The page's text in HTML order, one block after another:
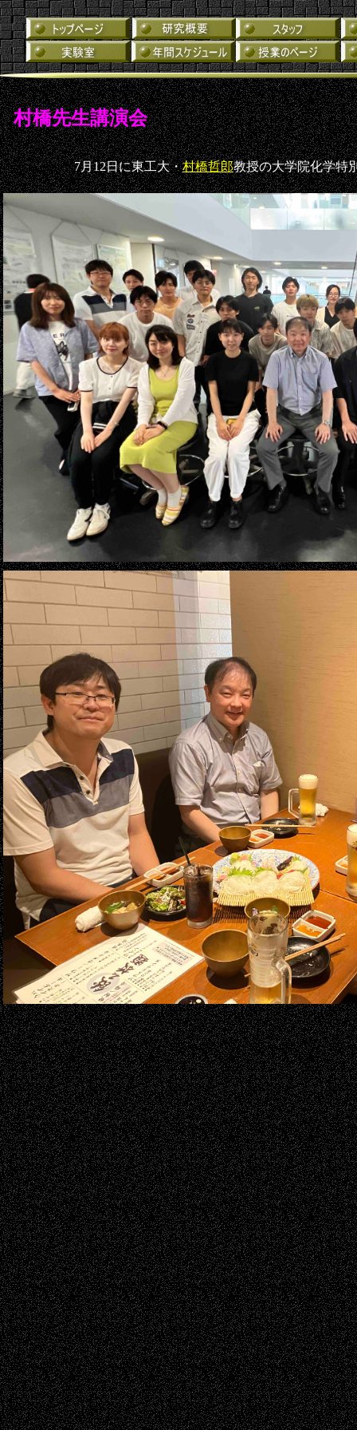
村橋先生講演会
7月12日に東工大・村橋哲郎教授の大学院化学特